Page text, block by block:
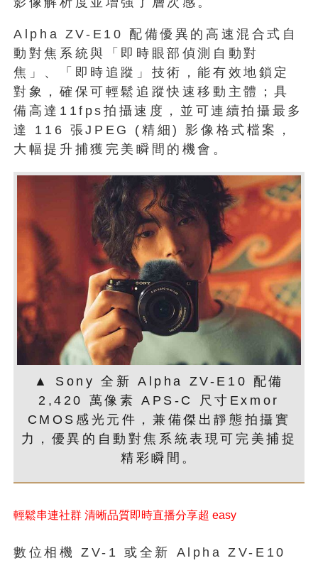
Alpha ZV-E10 配備優異的高速混合式自
動對焦系統與「即時眼部偵測自動對
焦」、「即時追蹤」技術，能有效地鎖定
對象，確保可輕鬆追蹤快速移動主體；具
備高達11fps拍攝速度，並可連續拍攝最多
達 116 張JPEG (精細) 影像格式檔案，
大幅提升捕獲完美瞬間的機會。
▲ Sony 全新 Alpha ZV-E10 配備
2,420 萬像素 APS-C 尺寸Exmor
CMOS感光元件，兼備傑出靜態拍攝實
力，優異的自動對焦系統表現可完美捕捉
精彩瞬間。
輕鬆串連社群 清晰品質即時直播分享超 easy
數位相機 ZV-1 或全新 Alpha ZV-E10